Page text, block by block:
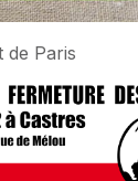
de Paris